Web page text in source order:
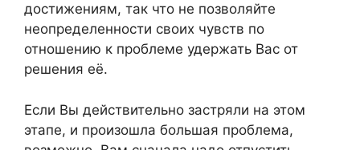
достижениям, так что не позволяйте
неопределенности своих чувств по
отношению к проблеме удержать Вас от
решения её.
Если Вы действительно застряли на этом
этапе, и произошла большая проблема,